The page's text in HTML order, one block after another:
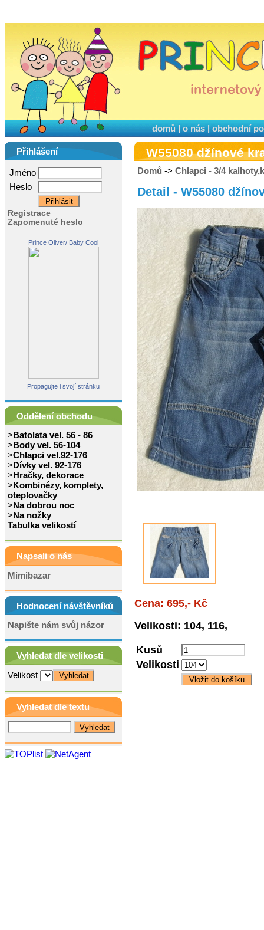
domů|o nás|obchodní
Přihlášení
Jméno
Heslo
Registrace
Zapomenuté heslo
Prince Oliver/ Baby Cool
Propagujte i svojí stránku
Oddělení obchodu
>Batolata vel. 56 - 86
>Body vel. 56-104
>Chlapci vel.92-176
>Dívky vel. 92-176
>Hračky, dekorace
>Kombinézy, komplety,
oteplovačky
>Na dobrou noc
>Na nožky
Tabulka velikostí
Napsali o nás
Mimibazar
Hodnocení návštěvníků
Napište nám svůj názor
Vyhledat dle velikosti
Velikost
Vyhledat dle textu
W55080 džínové
Domů -> Chlapci - 3/4
Detail - W55080
Cena: 695,- Kč
Velikosti: 104, 116,
Kusů
Velikosti